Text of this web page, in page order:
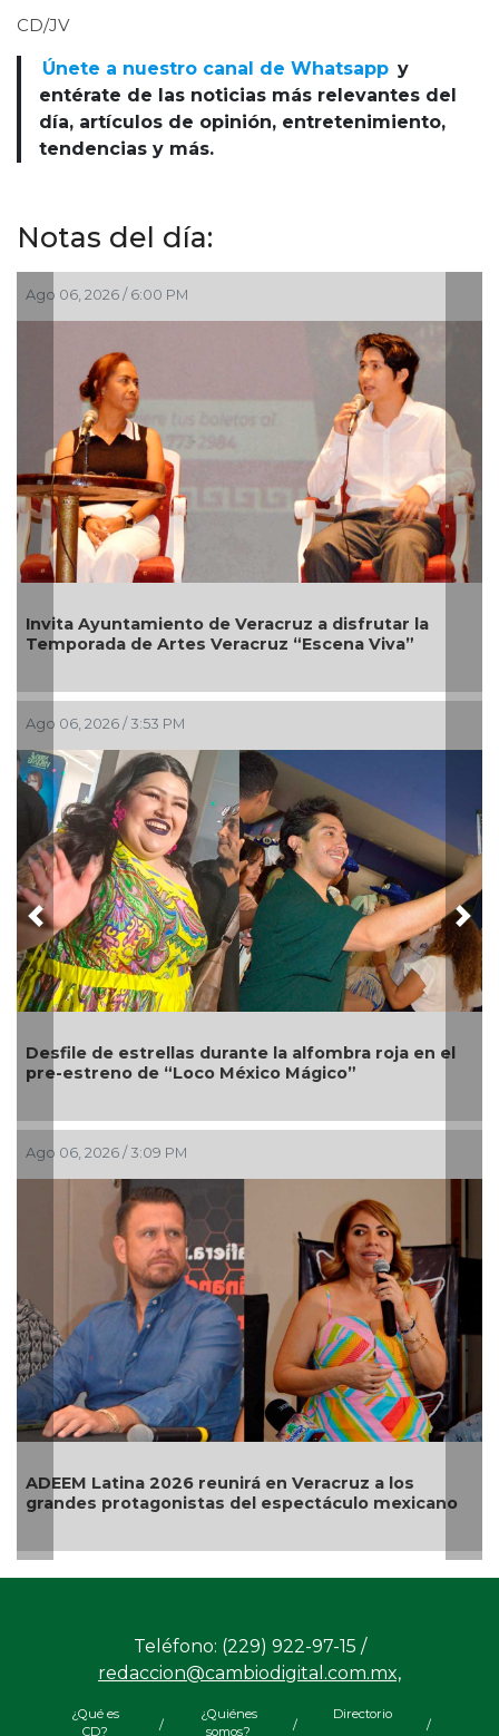
CD/JV
Únete a nuestro canal de Whatsapp y
entérate de las noticias más relevantes del
día, artículos de opinión, entretenimiento,
tendencias y más.
Notas del día:
2026 / 6:00 PM
de Veracruz a disfrutar la
de Artes Veracruz “Escena Viva”
2026 / 3:53 PM
de estrellas durante la alfombra roja en el
de “Loco México Mágico”
2026 / 3:09 PM
Latina 2026 reunirá en Veracruz a los
protagonistas del espectáculo mexicano
Tras
Melanie
terminar
Previous
Teléfono: (229) 922-97-15 /
redaccion@cambiodigital.com.mx,
¿Qué es
CD?
/
¿Quiénes
somos?
/
Directorio
/